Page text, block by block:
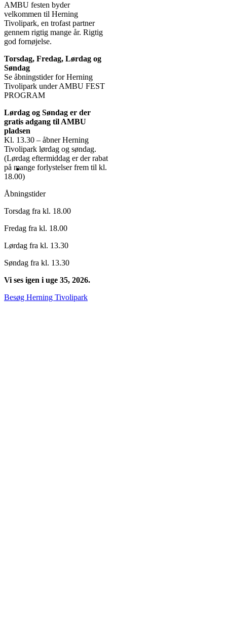
AMBU festen byder
velkommen til Herning
Tivolipark, en trofast partner
gennem rigtig mange år. Rigtig
god fornøjelse.
Torsdag, Fredag, Lørdag og
Søndag
Se åbningstider for Herning
Tivolipark under AMBU FEST
PROGRAM
Lørdag og Søndag er der
gratis adgang til AMBU
pladsen
Kl. 13.30 – åbner Herning
Tivolipark lørdag og søndag.
(Lørdag eftermiddag er der rabat
på mange forlystelser frem til kl.
18.00)
Åbningstider
Torsdag fra kl. 18.00
Fredag fra kl. 18.00
Lørdag fra kl. 13.30
Søndag fra kl. 13.30
Vi ses igen i uge 35, 2026.
Besøg Herning Tivolipark